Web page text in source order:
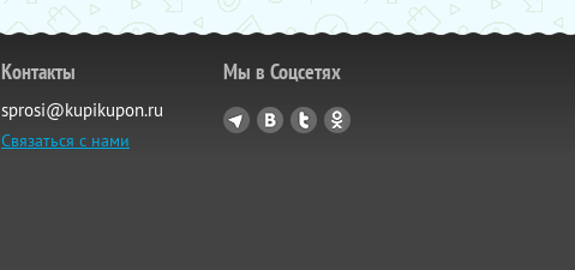
Контакты
sprosi@kupikupon.ru
Связаться с нами
Мы в Соцсетях